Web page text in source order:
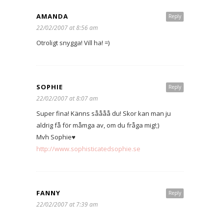
Reply
AMANDA
22/02/2007 at 8:56 am
Otroligt snygga! Vill ha! =)
Reply
SOPHIE
22/02/2007 at 8:07 am
Super fina! Känns såååå du! Skor kan man ju
aldrig få för måmga av, om du fråga mig!;)
Mvh Sophie♥
http://www.sophisticatedsophie.se
Reply
FANNY
22/02/2007 at 7:39 am